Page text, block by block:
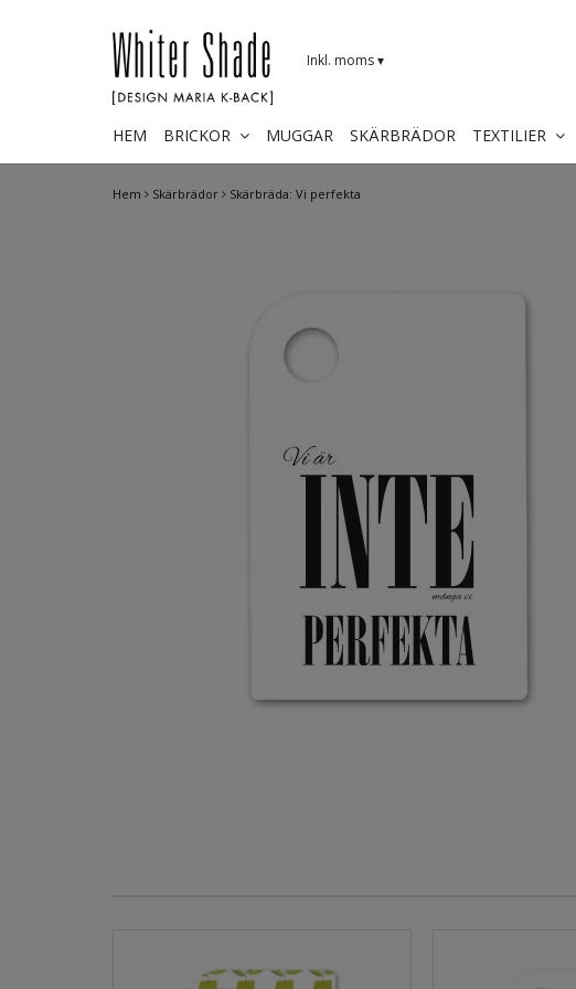
Hem Skärbrädor Skärbräda: Vi perfekta
Inkl. moms▾
HEM BRICKOR MUGGAR SKÄRBRÄDOR TEXTILIER